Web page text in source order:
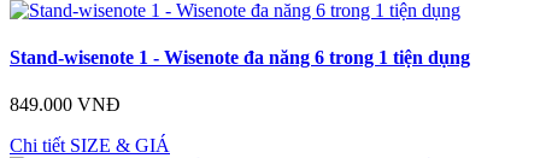
Stand-wisenote 1 - Wisenote đa năng 6 trong 1 tiện dụng
849.000 VNĐ
Chi tiết SIZE & GIÁ